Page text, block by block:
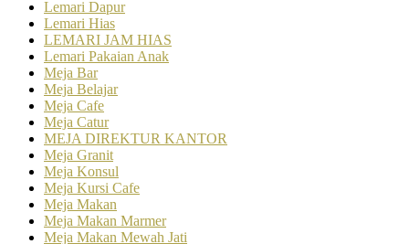
Lemari Dapur
Lemari Hias
LEMARI JAM HIAS
Lemari Pakaian Anak
Meja Bar
Meja Belajar
Meja Cafe
Meja Catur
MEJA DIREKTUR KANTOR
Meja Granit
Meja Konsul
Meja Kursi Cafe
Meja Makan
Meja Makan Marmer
Meja Makan Mewah Jati